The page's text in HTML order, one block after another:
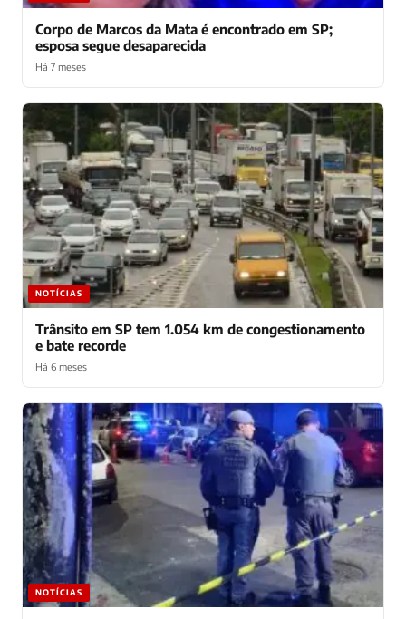
Corpo de Marcos da Mata é encontrado em SP;
esposa segue desaparecida
Há 7 meses
NOTÍCIAS
Trânsito em SP tem 1.054 km de congestionamento
e bate recorde
Há 6 meses
NOTÍCIAS